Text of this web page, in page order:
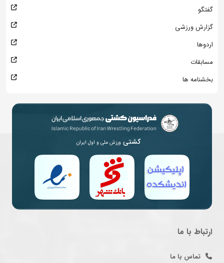
گفتگو
گزارش ورزشی
اردوها
مسابقات
بخشنامه ها
کشتی ورزش ملی و اول ایران
ارتباط با ما
تماس با ما